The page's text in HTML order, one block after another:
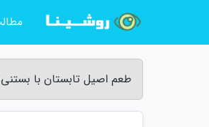
طعم اصیل تابستان با